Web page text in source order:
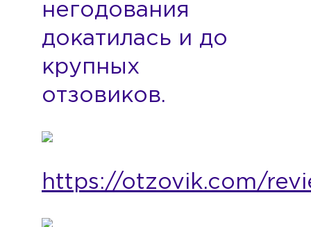
негодования
докатилась и до
крупных
отзовиков.
https://otzovik.com/